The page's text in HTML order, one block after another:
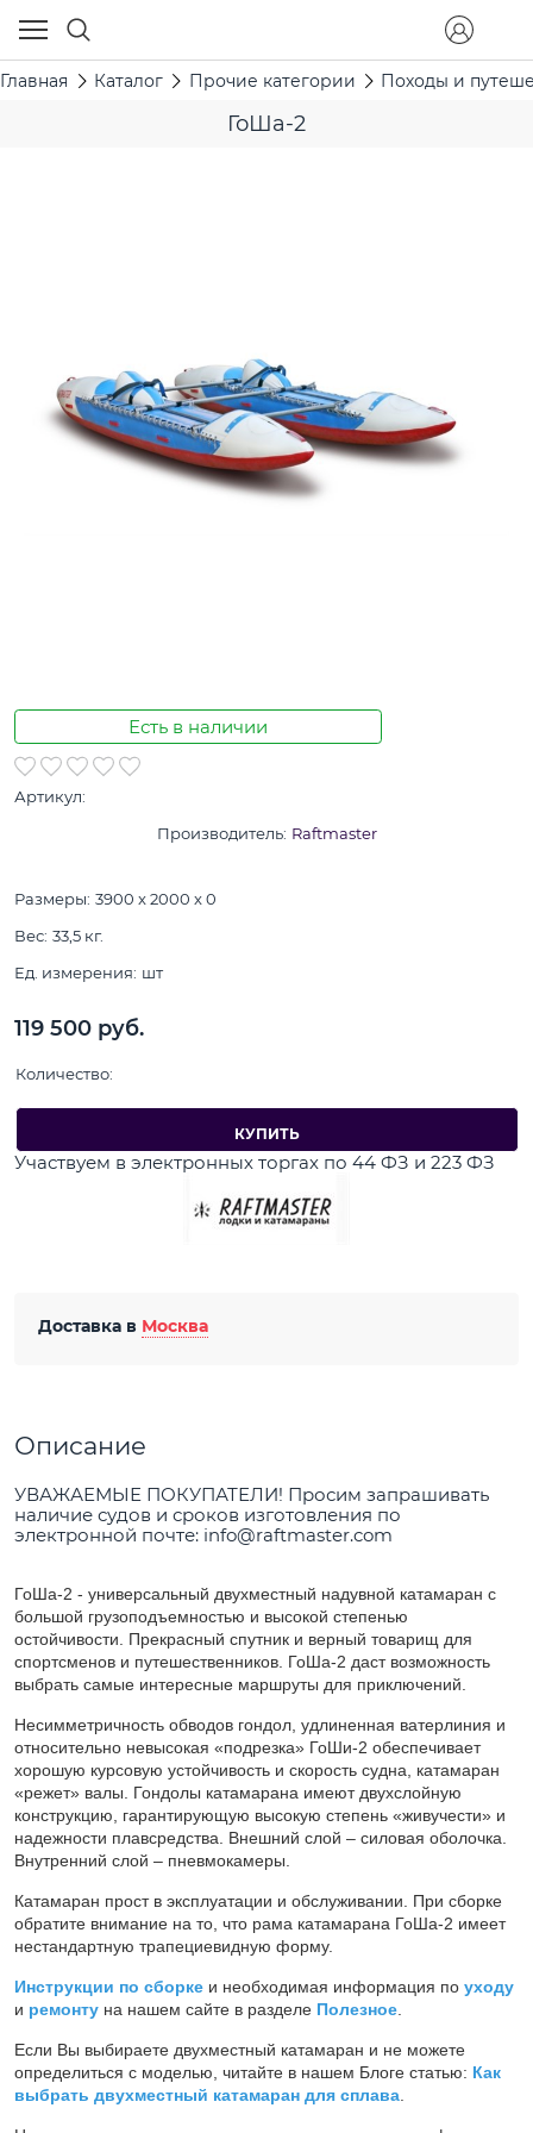
Главная Каталог Прочие категории Походы и
ГоШа-2
Есть в наличии
Артикул:
Производитель: Raftmaster
Размеры: 3900 x 2000 x 0
Вес: 33,5 кг.
Ед. измерения: шт
119 500 руб.
Количество:
КУПИТЬ
Участвуем в электронных торгах по 44 ФЗ и 223 ФЗ
Доставка в Москва
Описание
УВАЖАЕМЫЕ ПОКУПАТЕЛИ! Просим запрашивать
наличие судов и сроков изготовления по
электронной почте: info@raftmaster.com
ГоШа-2 - универсальный двухместный надувной катамаран с
большой грузоподъемностью и высокой степенью
остойчивости. Прекрасный спутник и верный товарищ для
спортсменов и путешественников. ГоШа-2 даст возможность
выбрать самые интересные маршруты для приключений.
Несимметричность обводов гондол, удлиненная ватерлиния и
относительно невысокая «подрезка» ГоШи-2 обеспечивает
хорошую курсовую устойчивость и скорость судна, катамаран
«режет» валы. Гондолы катамарана имеют двухслойную
конструкцию, гарантирующую высокую степень «живучести» и
надежности плавсредства. Внешний слой – силовая оболочка.
Внутренний слой – пневмокамеры.
Катамаран прост в эксплуатации и обслуживании. При сборке
обратите внимание на то, что рама катамарана ГоШа-2 имеет
нестандартную трапециевидную форму.
Инструкции по сборке и необходимая информация по уходу
и ремонту на нашем сайте в разделе Полезное
Если Вы выбираете двухместный катамаран и не можете
определиться с моделью, читайте в нашем Блоге статью: Как
выбрать двухместный катамаран для сплава